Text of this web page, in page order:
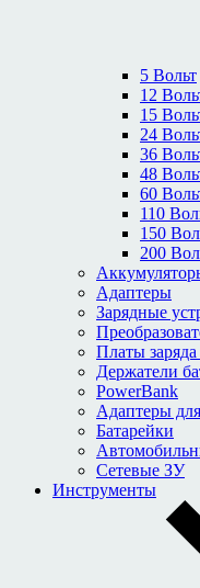
5 Вольт
12
15
24
36
48
60
110
150
200
Адаптеры
Зарядные
Платы
Держатели
PowerBank
Адаптеры
Батарейки
Сетевые ЗУ
Инструменты